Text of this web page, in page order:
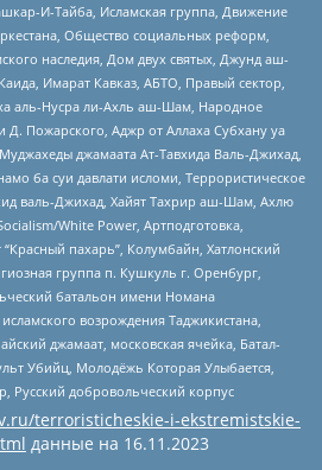
И-Тайба, Исламская группа, Движение
Общество социальных реформ,
наследия, Дом двух святых, Джунд аш-
Имарат Кавказ, АБТО, Правый сектор,
аль-Нусра ли-Ахль аш-Шам, Народное
Пожарского, Аджр от Аллаха Субхану уа
джамаата Ат-Тавхида Валь-Джихад,
ба суи давлати исломи, Террористическое
валь-Джихад, Хайят Тахрир аш-Шам, Ахлю
White Power, Артподготовка,
пахарь”, Колумбайн, Хатлонский
группа п. Кушкуль г. Оренбург,
батальон имени Номана
возрождения Таджикистана,
джамаат, московская ячейка, Батал-
Убийц, Молодёжь Которая Улыбается,
Русский добровольческий корпус
terroristicheskie-i-ekstremistskie-
данные на 16.11.2023